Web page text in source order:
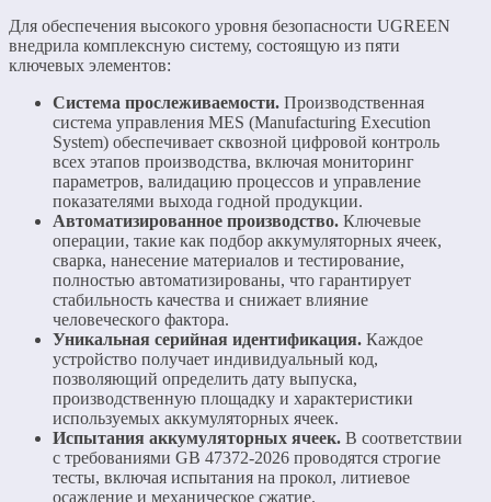
Для обеспечения высокого уровня безопасности UGREEN
внедрила комплексную систему, состоящую из пяти
ключевых элементов:
Система прослеживаемости. Производственная
система управления MES (Manufacturing Execution
System) обеспечивает сквозной цифровой контроль
всех этапов производства, включая мониторинг
параметров, валидацию процессов и управление
показателями выхода годной продукции.
Автоматизированное производство. Ключевые
операции, такие как подбор аккумуляторных ячеек,
сварка, нанесение материалов и тестирование,
полностью автоматизированы, что гарантирует
стабильность качества и снижает влияние
человеческого фактора.
Уникальная серийная идентификация. Каждое
устройство получает индивидуальный код,
позволяющий определить дату выпуска,
производственную площадку и характеристики
используемых аккумуляторных ячеек.
Испытания аккумуляторных ячеек. В соответствии
с требованиями GB 47372-2026 проводятся строгие
тесты, включая испытания на прокол, литиевое
осаждение и механическое сжатие.